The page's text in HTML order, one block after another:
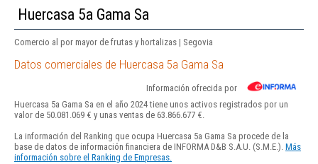
Huercasa 5a Gama Sa
Comercio al por mayor de frutas y hortalizas | Segovia
Datos comerciales de Huercasa 5a Gama Sa
Información ofrecida por
Huercasa 5a Gama Sa en el año 2024 tiene unos activos registrados por un
valor de 50.081.069 € y unas ventas de 63.866.677 €.
La información del Ranking que ocupa Huercasa 5a Gama Sa procede de la
base de datos de información financiera de INFORMA D&B S.A.U. (S.M.E.). Más
información sobre el Ranking de Empresas.